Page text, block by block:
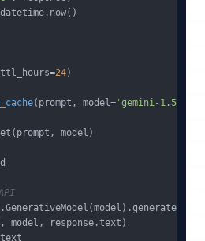
24)
( prompt, model= 'gemini-1.5-
model)
model, response.text)